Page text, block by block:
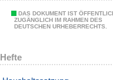
DAS DOKUMENT IST
ZUGÄNGLICH IM RAHMEN DES
DEUTSCHEN URHEBERRECHTS.
Hefte